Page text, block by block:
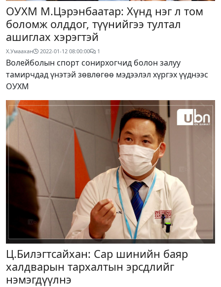
ОУХМ М.Цэрэнбаатар: Хүнд нэг л том
боломж олддог, түүнийгээ тултал
ашиглах хэрэгтэй
Х.Умаахан 2022-01-12 08:00:00 1
Волейболын спорт сонирхогчид болон залуу
тамирчдад үнэтэй зөвлөгөө мэдээлэл хүргэх үүднээс
ОУХМ
Ц.Билэгтсайхан: Сар шинийн баяр
халдварын тархалтын эрсдлийг
нэмэгдүүлнэ